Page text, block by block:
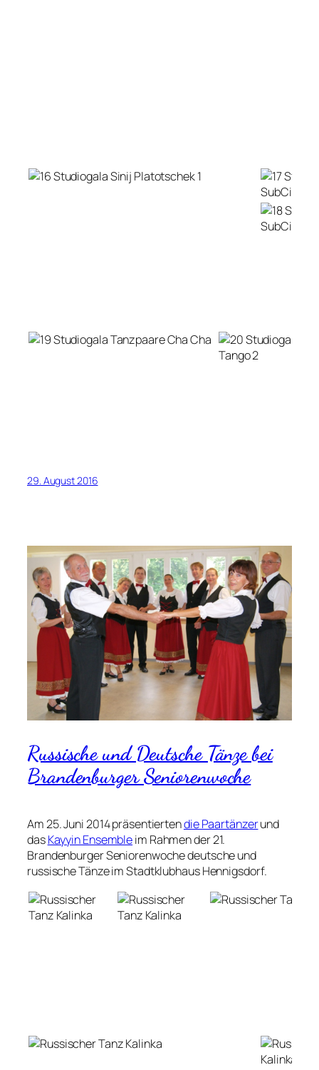
29. August 2016
Russische und Deutsche Tänze bei
Brandenburger Seniorenwoche
Am 25. Juni 2014 präsentiertendie Paartänzerund
dasKayyin Ensembleim Rahmen der 21.
Brandenburger Seniorenwoche deutsche und
russische Tänze im Stadtklubhaus Hennigsdorf.